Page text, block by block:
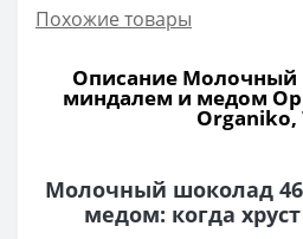
Похожие товары
Описание Молочный
миндалем и медом
Organiko,
Молочный шоколад
медом: когда